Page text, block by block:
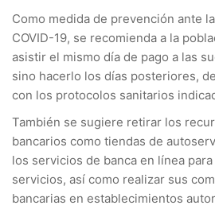
Como medida de prevención ante
COVID-19, se recomienda a la
asistir el mismo día de pago a las
sino hacerlo los días posteriores,
con los protocolos sanitarios
También se sugiere retirar los
bancarios como tiendas de
los servicios de banca en línea
servicios, así como realizar sus
bancarias en establecimientos